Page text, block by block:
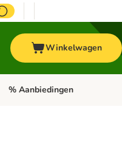
Winkelwagen
Open categorie menu:
% Aanbiedingen